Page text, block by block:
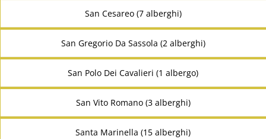
San Cesareo (7 alberghi)
San Gregorio Da Sassola (2 alberghi)
San Polo Dei Cavalieri (1 albergo)
San Vito Romano (3 alberghi)
Santa Marinella (15 alberghi)